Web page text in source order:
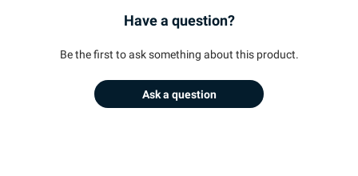
Have a question?
Be the first to ask something about this product.
Ask a question